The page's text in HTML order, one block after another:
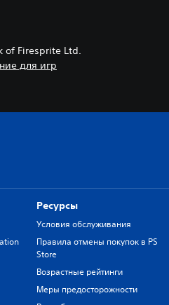
of Firesprite Ltd.
для игр
Ресурсы
Условия обслуживания
Правила отмены покупок в PS
Store
Возрастные рейтинги
Меры предосторожности